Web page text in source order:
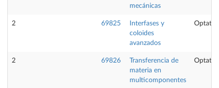
mecánicas
2 69825
Interfases y
coloides
avanzados
2 69826
Transferencia de
materia en
multicomponentes